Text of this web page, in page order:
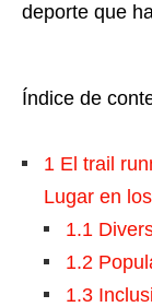
deporte que
Índice de
1 El trail
Lugar en
1.1
1.2
1.3